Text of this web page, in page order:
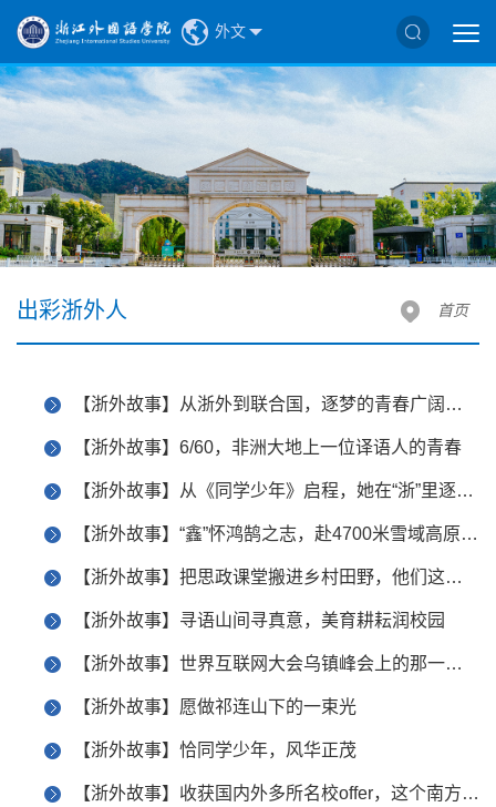
外文
出彩浙外人 首页
【浙外故事】从浙外到联合国，逐梦的青春广阔无垠
【浙外故事】6/60，非洲大地上一位译语人的青春
【浙外故事】从《同学少年》启程，她在“浙”里逐梦未来
【浙外故事】“鑫”怀鸿鹄之志，赴4700米雪域高原之约
【浙外故事】把思政课堂搬进乡村田野，他们这样助力乡村文化振兴
【浙外故事】寻语山间寻真意，美育耕耘润校园
【浙外故事】世界互联网大会乌镇峰会上的那一抹“浙外蓝”
【浙外故事】愿做祁连山下的一束光
【浙外故事】恰同学少年，风华正茂
【浙外故事】收获国内外多所名校offer，这个南方姑娘有股子韧劲